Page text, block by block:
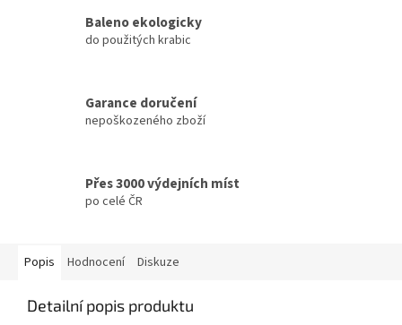
Baleno ekologicky
do použitých krabic
Garance doručení
nepoškozeného zboží
Přes 3000 výdejních míst
po celé ČR
Popis Hodnocení Diskuze
Detailní popis produktu